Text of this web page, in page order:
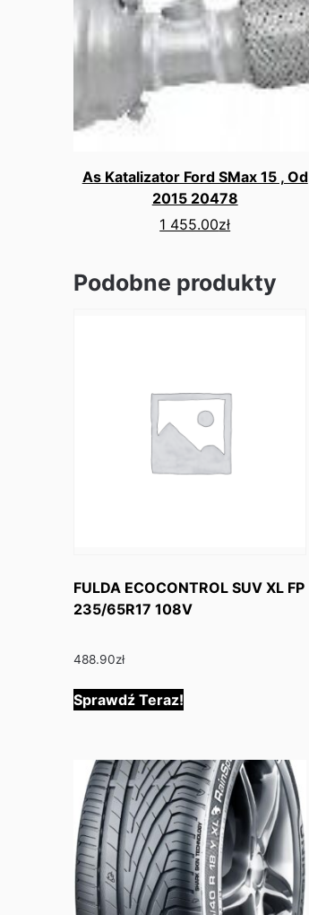
As Katalizator Ford SMax 15 , Od
2015 20478
1 455.00zł
Podobne produkty
FULDA ECOCONTROL SUV XL FP
235/65R17 108V
488.90zł
Sprawdź Teraz!